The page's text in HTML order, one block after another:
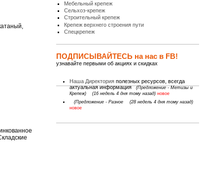
Мебельный крепеж
Сельхоз-крепеж
Строительный крепеж
Крепеж верхнего строения пути
Спецкрепеж
ПОДПИСЫВАЙТЕСЬ на нас в FB!
узнавайте первыми об акциях и скидках
Наша Директория полезных ресурсов, всегда
актуальная информация
(Предложение - Метизы и
Крепеж)
(16 недель 4 дня тому назад)новое
(Предложение - Разное
(28 недель 4 дня тому назад)
новое